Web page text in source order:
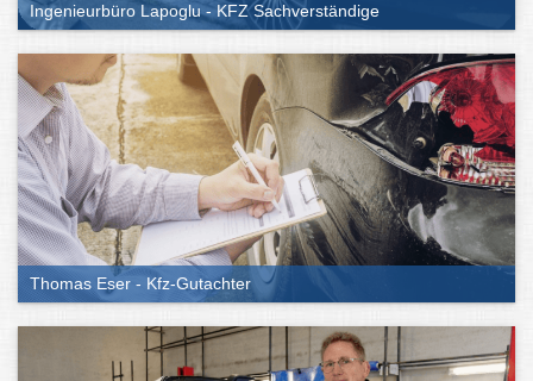
Ingenieurbüro Lapoglu - KFZ Sachverständige
Thomas Eser - Kfz-Gutachter